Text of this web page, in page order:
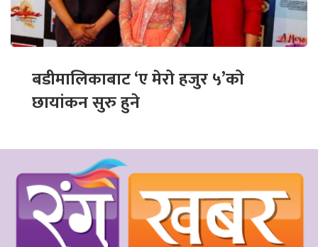
बडीमालिकाबाट ‘ए मेरो हजुर ५’को
छायांकन सुरु हुने